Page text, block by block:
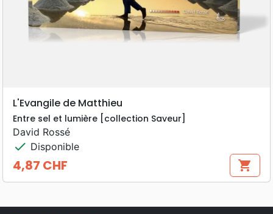
L'Evangile de Matthieu
Entre sel et lumière [collection Saveur]
David Rossé
check Disponible
Prix
4,87 CHF shopping_cart